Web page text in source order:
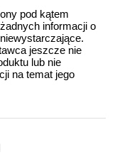
pod kątem
informacji o
jeszcze nie
lub nie
na temat jego